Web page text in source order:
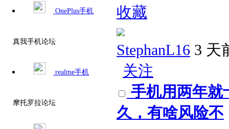
OnePlus手机
真我手机论坛
realme手机
摩托罗拉论坛
收藏
StephanL16 3 天
关注
手机用两年就
久，有啥风险不​